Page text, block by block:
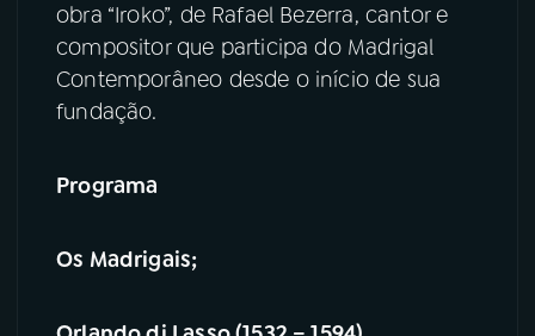
obra “Iroko”, de Rafael Bezerra, cantor e
compositor que participa do Madrigal
Contemporâneo desde o início de sua
fundação.
Programa
Os Madrigais;